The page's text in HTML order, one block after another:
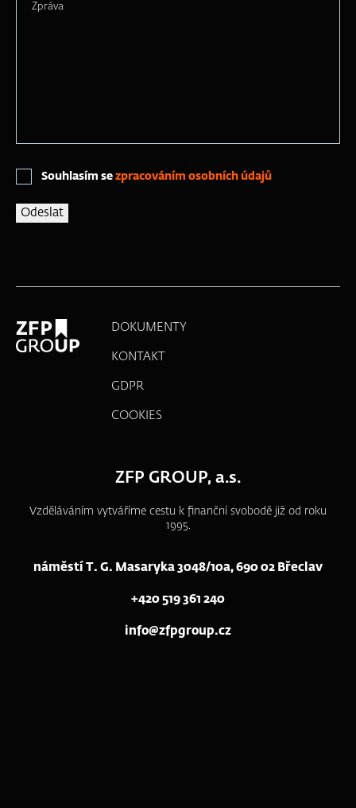
Zpráva
Souhlasím se zpracováním osobních údajů
DOKUMENTY
KONTAKT
GDPR
COOKIES
ZFP GROUP, a.s.
Vzděláváním vytváříme cestu k finanční svobodě již od roku
1995.
náměstí T. G. Masaryka 3048/10a, 690 02 Břeclav
+420 519 361 240
info@zfpgroup.cz